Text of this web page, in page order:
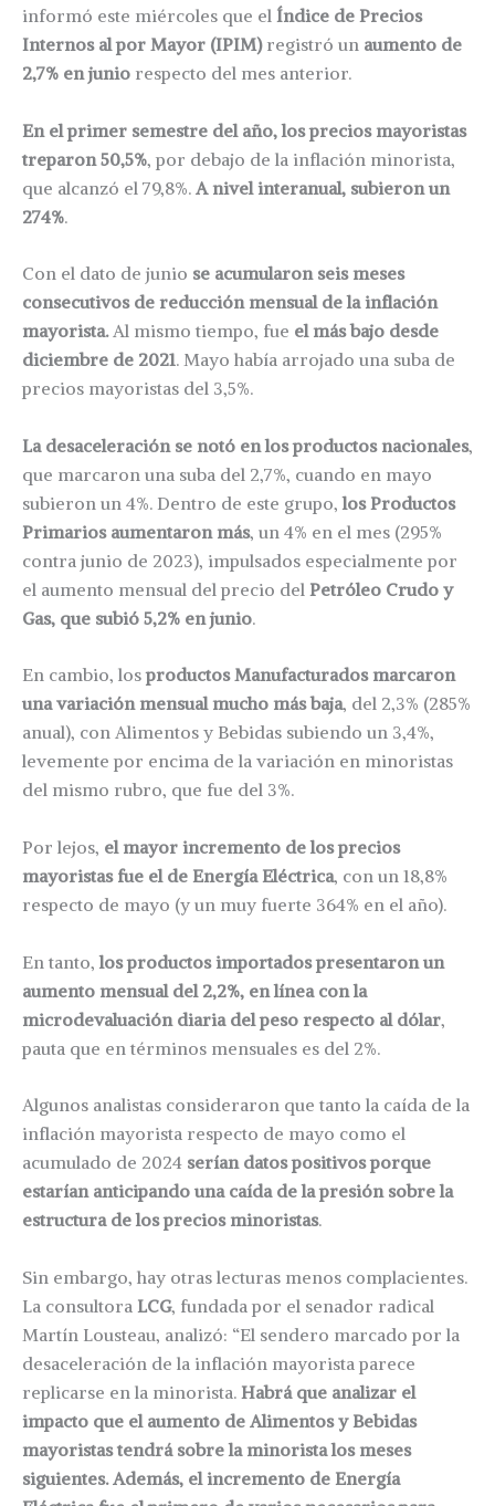
informó este miércoles que el Índice de Precios
Internos al por Mayor (IPIM)registró un aumento de
2,7% en junio respecto del mes anterior.
En el primer semestre del año, los precios mayoristas
treparon 50,5%, por debajo de la inflación minorista,
que alcanzó el 79,8%. A nivel interanual, subieron un
274%.
Con el dato de junio se acumularon seis meses
consecutivos de reducción mensual de la inflación
mayorista.Al mismo tiempo, fue el más bajo desde
diciembre de 2021. Mayo había arrojado una suba de
precios mayoristas del 3,5%.
La desaceleración se notó en los productos nacionales,
que marcaron una suba del 2,7%, cuando en mayo
subieron un 4%. Dentro de este grupo,los Productos
Primarios aumentaron más, un 4% en el mes (295%
contra junio de 2023), impulsados especialmente por
el aumento mensual del precio del Petróleo Crudo y
Gas, que subió 5,2% en junio.
En cambio, losproductos Manufacturados marcaron
una variación mensual mucho más baja, del 2,3% (285%
anual), con Alimentos y Bebidas subiendo un 3,4%,
levemente por encima de la variación en minoristas
del mismo rubro, que fue del 3%.
Por lejos, el mayor incremento de los precios
mayoristas fue el de Energía Eléctrica, con un 18,8%
respecto de mayo (y un muy fuerte 364% en el año).
En tanto,los productos importados presentaron un
aumento mensual del 2,2%, en línea con la
microdevaluación diaria del peso respecto al dólar,
pauta que en términos mensuales es del 2%.
Algunos analistas consideraron que tanto la caída de la
inflación mayorista respecto de mayo como el
acumulado de 2024 serían datos positivos porque
estarían anticipando una caída de la presión sobre la
estructura de los precios minoristas.
Sin embargo, hay otras lecturas menos complacientes.
La consultora LCG, fundada por el senador radical
Martín Lousteau, analizó: “El sendero marcado por la
desaceleración de la inflación mayorista parece
replicarse en la minorista. Habrá que analizar el
impacto que el aumento de Alimentos y Bebidas
mayoristas tendrá sobre la minorista los meses
siguientes. Además, el incremento de Energía